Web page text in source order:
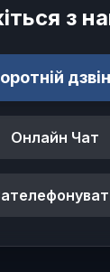
з
Онлайн Чат